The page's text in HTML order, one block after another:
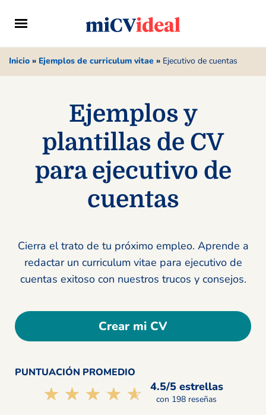
Inicio » Ejemplos de curriculum vitae » Ejecutivo de cuentas
Ejemplos y
plantillas de CV
para ejecutivo de
cuentas
Cierra el trato de tu próximo empleo. Aprende a
redactar un curriculum vitae para ejecutivo de
cuentas exitoso con nuestros trucos y consejos.
Crear mi CV
PUNTUACIÓN PROMEDIO
☆☆☆☆☆
★★★★★ 4.5/5 estrellas
con 198 reseñas